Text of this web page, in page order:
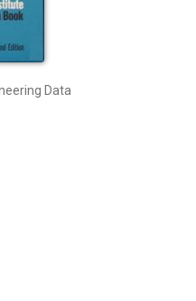
Data